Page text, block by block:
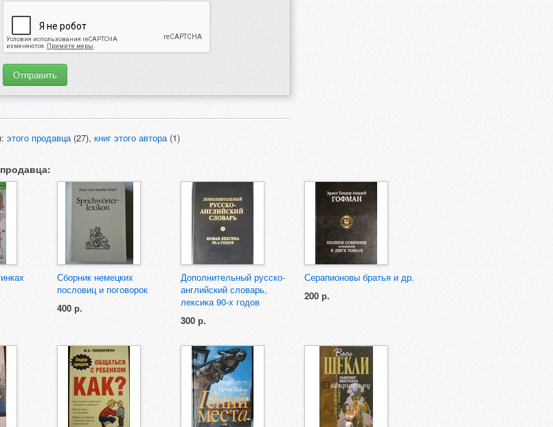
этого продавца(27), книг этого автора(1)
Сборник немецких
пословиц и поговорок
400 р.
Дополнительный русско-
английский словарь,
лексика 90-х годов
300 р.
Серапионовы братья и др.
200 р.